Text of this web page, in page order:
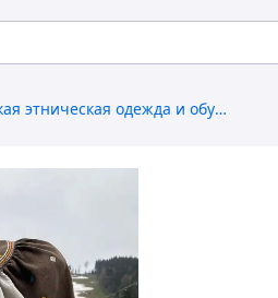
Женская этническая одежда и обувь